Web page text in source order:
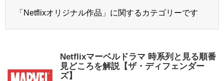
「Netflixオリジナル作品」に関するカテゴリーです
Netflixマーベルドラマ 時系列と見る順番
見どころを解説【ザ・ディフェンダー
ズ】